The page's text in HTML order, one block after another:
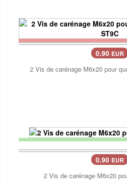
0.90 EUR
2 Vis de carénage M6x20 pour
0.90 EUR
2 Vis de carénage M6x20